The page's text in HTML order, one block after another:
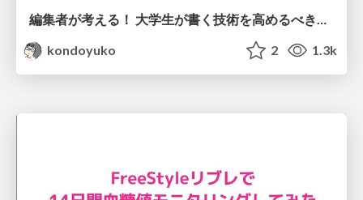
編集者が考える！ 大学生が書く技術を高めるべき理由とは？ / Why should we improve our writing skills?
kondoyuko
2 1.3k